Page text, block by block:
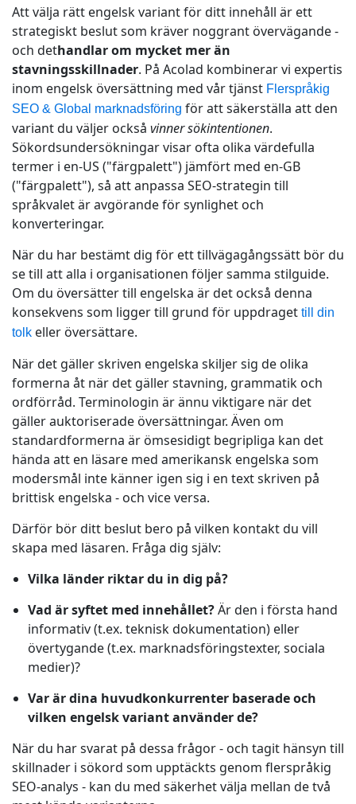
Att välja rätt engelsk variant för ditt innehåll är ett
strategiskt beslut som kräver noggrant övervägande -
och dethandlar om mycket mer än
stavningsskillnader. På Acolad kombinerar vi expertis
inom engelsk översättning med vår tjänst Flerspråkig
SEO & Global marknadsföring för att säkerställa att den
variant du väljer också vinner sökintentionen.
Sökordsundersökningar visar ofta olika värdefulla
termer i en-US ("färgpalett") jämfört med en-GB
("färgpalett"), så att anpassa SEO-strategin till
språkvalet är avgörande för synlighet och
konverteringar.
När du har bestämt dig för ett tillvägagångssätt bör du
se till att alla i organisationen följer samma stilguide.
Om du översätter till engelska är det också denna
konsekvens som ligger till grund för uppdraget till din
tolk eller översättare.
När det gäller skriven engelska skiljer sig de olika
formerna åt när det gäller stavning, grammatik och
ordförråd. Terminologin är ännu viktigare när det
gäller auktoriserade översättningar. Även om
standardformerna är ömsesidigt begripliga kan det
hända att en läsare med amerikansk engelska som
modersmål inte känner igen sig i en text skriven på
brittisk engelska - och vice versa.
Därför bör ditt beslut bero på vilken kontakt du vill
skapa med läsaren. Fråga dig själv:
Vilka länder riktar du in dig på?
Vad är syftet med innehållet?Är den i första hand
informativ (t.ex. teknisk dokumentation) eller
övertygande (t.ex. marknadsföringstexter, sociala
medier)?
Var är dina huvudkonkurrenter baserade och
vilken engelsk variant använder de?
När du har svarat på dessa frågor - och tagit hänsyn till
skillnader i sökord som upptäckts genom flerspråkig
SEO-analys - kan du med säkerhet välja mellan de två